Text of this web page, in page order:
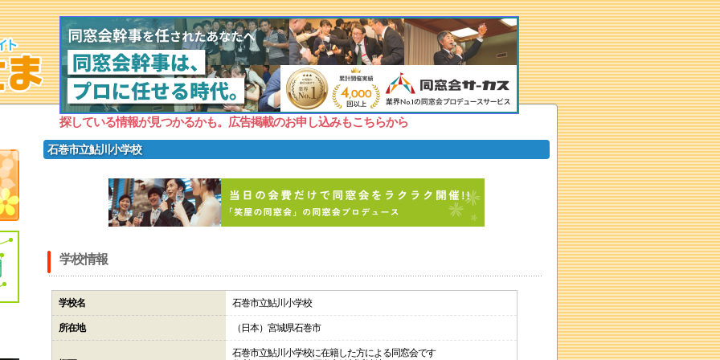
探している情報が見つかるかも。広告掲載のお申し込みもこちらから
石巻市立鮎川小学校
学校情報
学校名 石巻市立鮎川小学校
所在地 （日本）宮城県石巻市
石巻市立鮎川小学校に在籍した方による同窓会です